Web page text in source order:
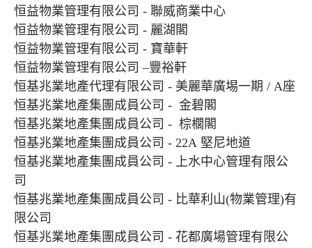
恒益物業管理有限公司 - 聯威商業中心
恒益物業管理有限公司 - 麗湖閣
恒益物業管理有限公司 - 寶華軒
恒益物業管理有限公司 –豐裕軒
恒基兆業地產代理有限公司 - 美麗華廣埸一期 / A座
恒基兆業地產集團成員公司 - 金碧閣
恒基兆業地產集團成員公司 - 棕櫚閣
恒基兆業地產集團成員公司 - 22A 堅尼地道
恒基兆業地產集團成員公司 - 上水中心管理有限公
司
恒基兆業地產集團成員公司 - 比華利山(物業管理)有
限公司
恒基兆業地產集團成員公司 - 花都廣場管理有限公